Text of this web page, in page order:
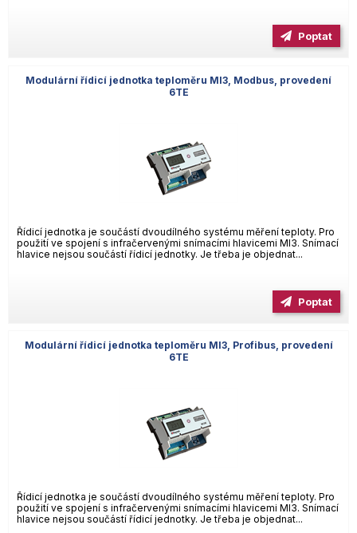
Poptat
Modulární řídicí jednotka teploměru MI3, Modbus, provedení
6TE
Řídicí jednotka je součástí dvoudílného systému měření teploty. Pro
použití ve spojení s infračervenými snímacími hlavicemi MI3. Snímací
hlavice nejsou součástí řídicí jednotky. Je třeba je objednat...
Poptat
Modulární řídicí jednotka teploměru MI3, Profibus, provedení
6TE
Řídicí jednotka je součástí dvoudílného systému měření teploty. Pro
použití ve spojení s infračervenými snímacími hlavicemi MI3. Snímací
hlavice nejsou součástí řídicí jednotky. Je třeba je objednat...